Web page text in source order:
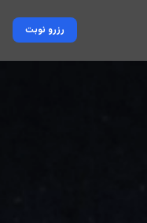
رزرو نوبت